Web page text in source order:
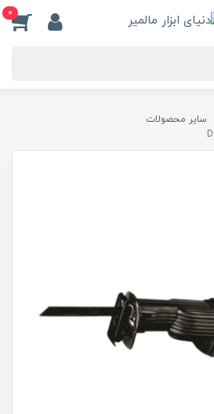
0
سایر محصولات